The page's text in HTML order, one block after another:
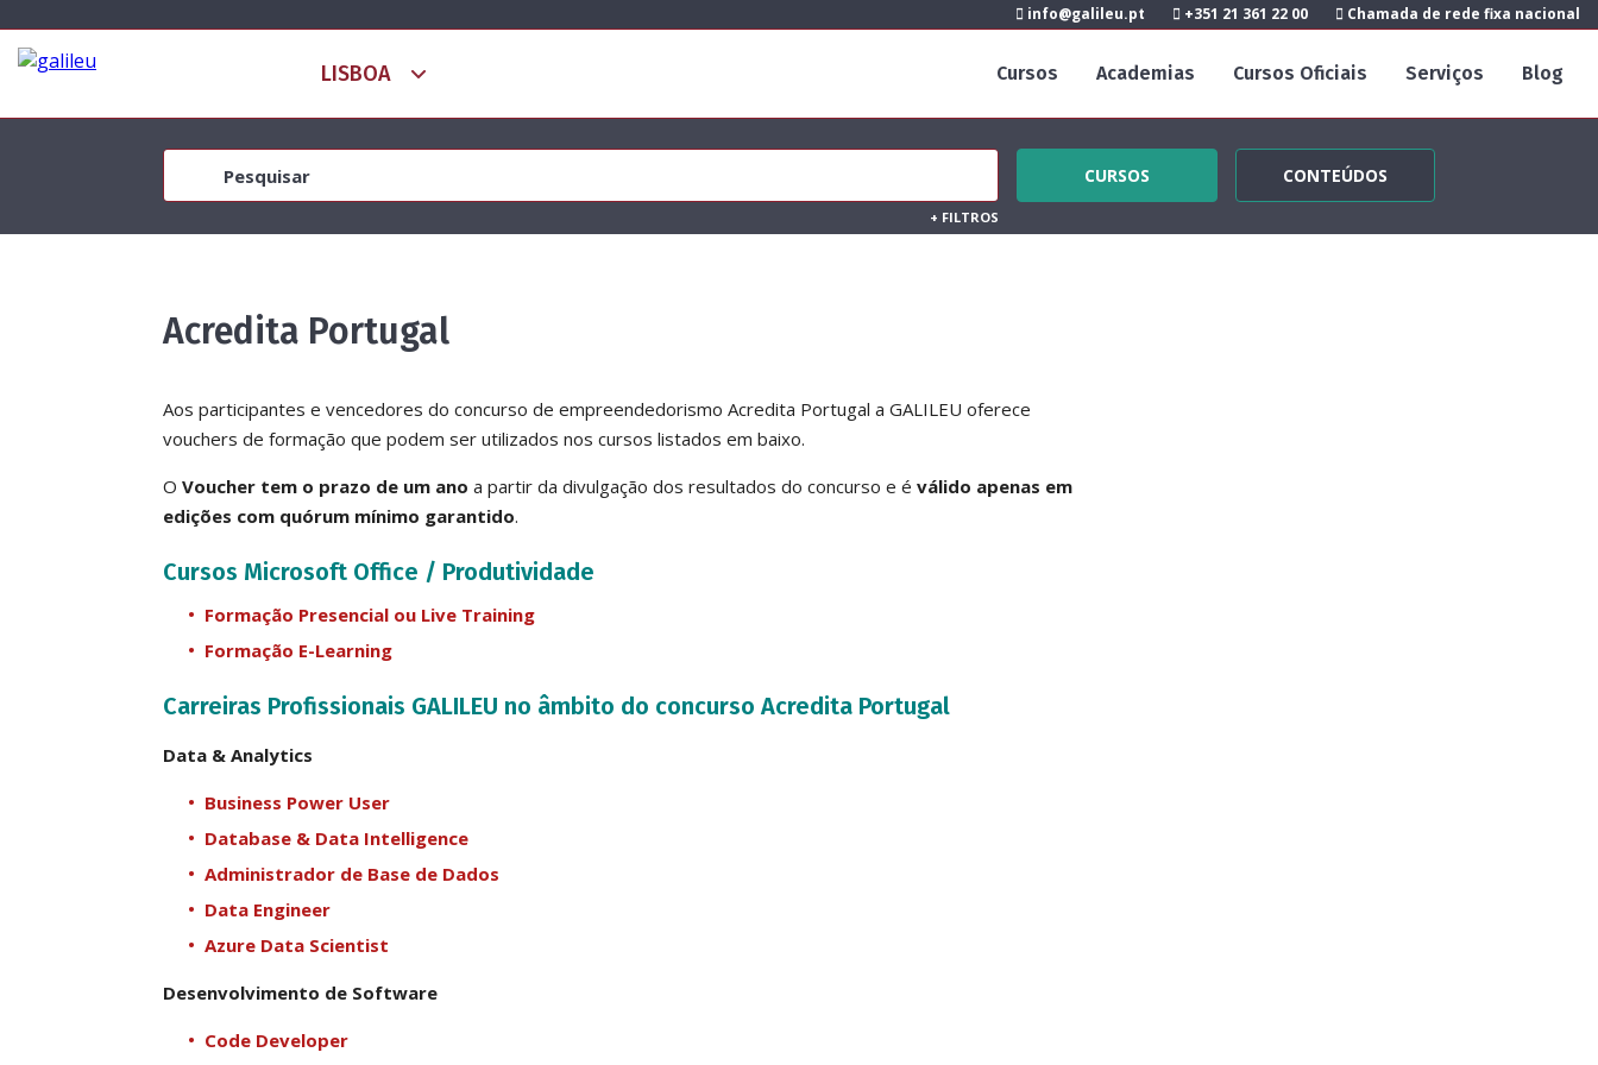
info@galileu.pt +351 21 361 22 00 Chamada de rede fixa nacional
Cursos Academias Cursos Oficiais Serviços Blog
CURSOS CONTEÚDOS
+ FILTROS
Acredita Portugal
Aos participantes e vencedores do concurso de empreendedorismo Acredita Portugal a GALILEU oferece
vouchers de formação que podem ser utilizados nos cursos listados em baixo.
O Voucher tem o prazo de um ano a partir da divulgação dos resultados do concurso e é válido apenas em
edições com quórum mínimo garantido.
Cursos Microsoft Office / Produtividade
Formação Presencial ou Live Training
Formação E-Learning
Carreiras Profissionais GALILEU no âmbito do concurso Acredita Portugal
Data & Analytics
Business Power User
Database & Data Intelligence
Administrador de Base de Dados
Data Engineer
Azure Data Scientist
Desenvolvimento de Software
Code Developer